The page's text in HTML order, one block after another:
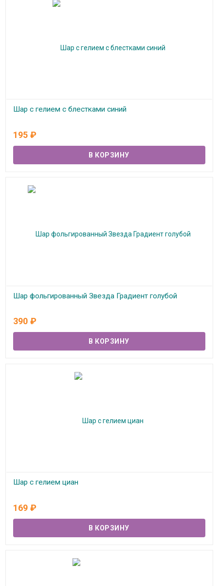
Шар с гелием с блестками синий
195 ₽
Шар фольгированный Звезда Градиент голубой
390 ₽
Шар с гелием циан
169 ₽